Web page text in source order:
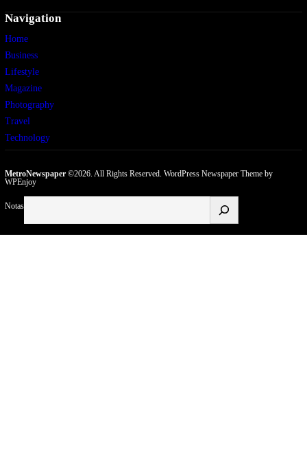
Navigation
Home
Business
Lifestyle
Magazine
Photography
Travel
Technology
MetroNewspaper©2026. All Rights Reserved. WordPress Newspaper Themeby
WPEnjoy
Notas